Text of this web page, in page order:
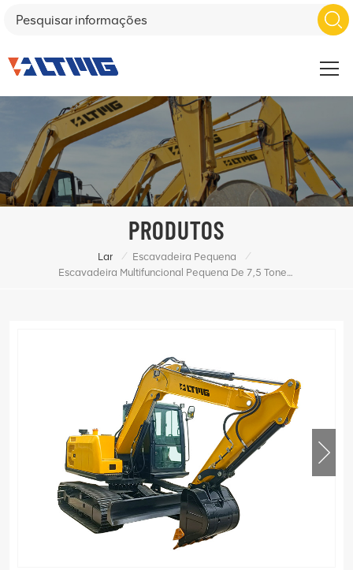
PRODUTOS
Lar / Escavadeira Pequena
/
Escavadeira Multifuncional Pequena De 7,5 Toneladas À Venda